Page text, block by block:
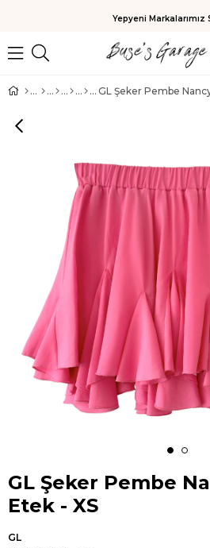
Yepyeni Markalarımız
GL Şeker Pembe
GL Şeker Pembe
Etek - XS
GL